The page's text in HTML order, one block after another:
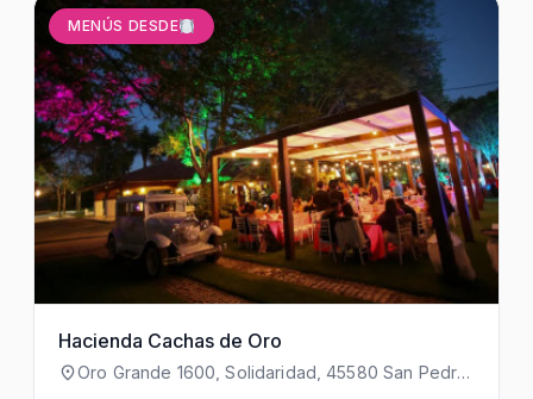
MENÚS DESDE
Hacienda Cachas de Oro
Oro Grande 1600, Solidaridad, 45580 San Pedro